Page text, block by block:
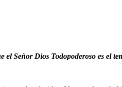
el Señor Dios Todopoderoso es el